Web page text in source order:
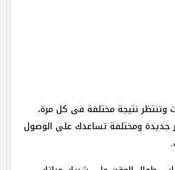
وتنتظر نتيجة مختلفة فى كل مرة،
جديدة ومختلفة تساعدك على الوصول